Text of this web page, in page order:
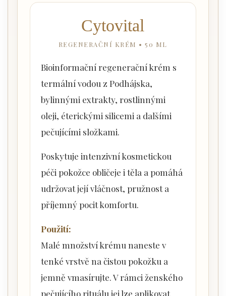
Cytovital
REGENERAČNÍ KRÉM • 50 ML
Bioinformační regenerační krém s
termální vodou z Podhájska,
bylinnými extrakty, rostlinnými
oleji, éterickými silicemi a dalšími
pečujícími složkami.
Poskytuje intenzivní kosmetickou
péči pokožce obličeje i těla a pomáhá
udržovat její vláčnost, pružnost a
příjemný pocit komfortu.
Použití:
Malé množství krému naneste v
tenké vrstvě na čistou pokožku a
jemně vmasírujte. V rámci ženského
pečujícího rituálu jej lze aplikovat